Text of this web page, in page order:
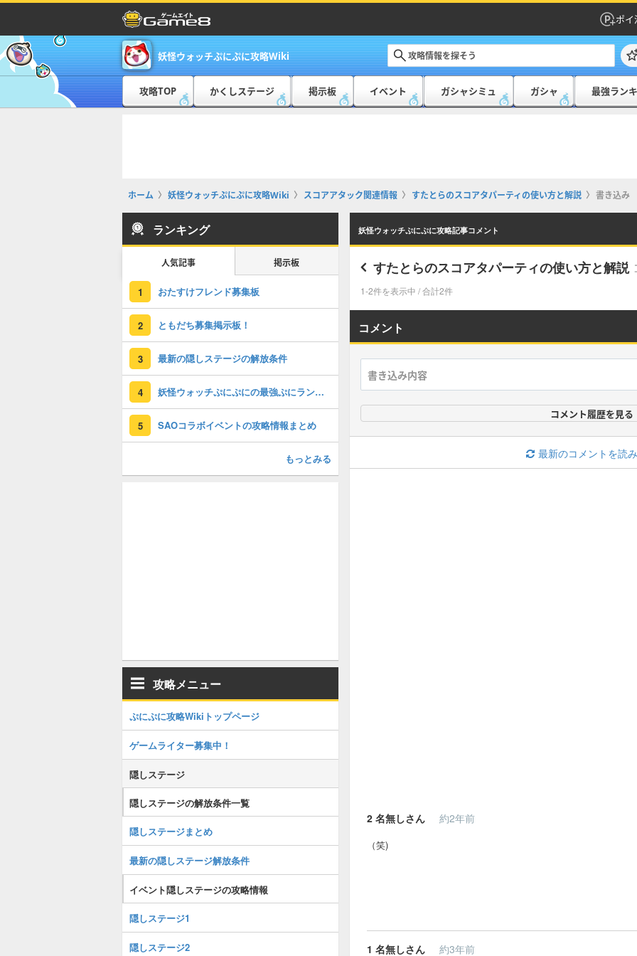
ポイ
妖怪ウォッチぷにぷに攻略Wiki
攻略TOP かくしステージ 掲示板 イベント ガシャシミュ ガシャ 最強ラン
ホーム 妖怪ウォッチぷにぷに攻略Wiki スコアアタック関連情報 すたとらのスコアタパーティの使い方と解説 書き込み
妖怪ウォッチぷにぷに攻略記事コメント
すたとらのスコアタパーティの使い方と解説
1-2件を表示中 / 合計2件
コメント
コメント履歴を見る
最新のコメントを読
2 名無しさん 約2年前
（笑)
1 名無しさん 約3年前
ランキング
人気記事 掲示板
1 おたすけフレンド募集板
2 ともだち募集掲示板！
3 最新の隠しステージの解放条件
4 妖怪ウォッチぷにぷにの最強ぷにランキング！
5 SAOコラボイベントの攻略情報まとめ
もっとみる
攻略メニュー
ぷにぷに攻略Wikiトップページ
ゲームライター募集中！
隠しステージ
隠しステージの解放条件一覧
隠しステージまとめ
最新の隠しステージ解放条件
イベント隠しステージの攻略情報
隠しステージ1
隠しステージ2